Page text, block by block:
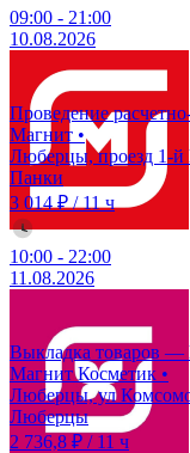
09:00 - 21:00
10.08.2026
Проведение
Магнит •
Люберцы, проезд 1-й
Панки
3 014 ₽/11 ч
10:00 - 22:00
11.08.2026
Выкладка товаров —
Магнит Косметик •
Люберцы, ул
Люберцы
2 736,8 ₽ / 11 ч